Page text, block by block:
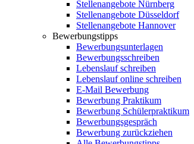
Stellenangebote Nürnberg
Stellenangebote Düsseldorf
Stellenangebote Hannover
Bewerbungstipps
Bewerbungsunterlagen
Bewerbungsschreiben
Lebenslauf schreiben
Lebenslauf online schreiben
E-Mail Bewerbung
Bewerbung Praktikum
Bewerbung Schülerpraktikum
Bewerbungsgespräch
Bewerbung zurückziehen